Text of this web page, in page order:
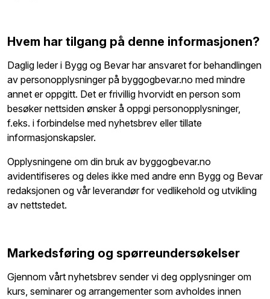
Hvem har tilgang på denne informasjonen?
Daglig leder i Bygg og Bevar har ansvaret for behandlingen
av personopplysninger på byggogbevar.no med mindre
annet er oppgitt. Det er frivillig hvorvidt en person som
besøker nettsiden ønsker å oppgi personopplysninger,
f.eks. i forbindelse med nyhetsbrev eller tillate
informasjonskapsler.
Opplysningene om din bruk av byggogbevar.no
avidentifiseres og deles ikke med andre enn Bygg og Bevar
redaksjonen og vår leverandør for vedlikehold og utvikling
av nettstedet.
Markedsføring og spørreundersøkelser
Gjennom vårt nyhetsbrev sender vi deg opplysninger om
kurs, seminarer og arrangementer som avholdes innen